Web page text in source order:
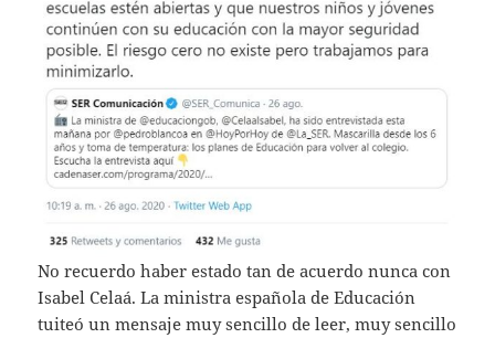
No recuerdo haber estado tan de acuerdo nunca con
Isabel Celaá. La ministra española de Educación
tuiteó un mensaje muy sencillo de leer, muy sencillo